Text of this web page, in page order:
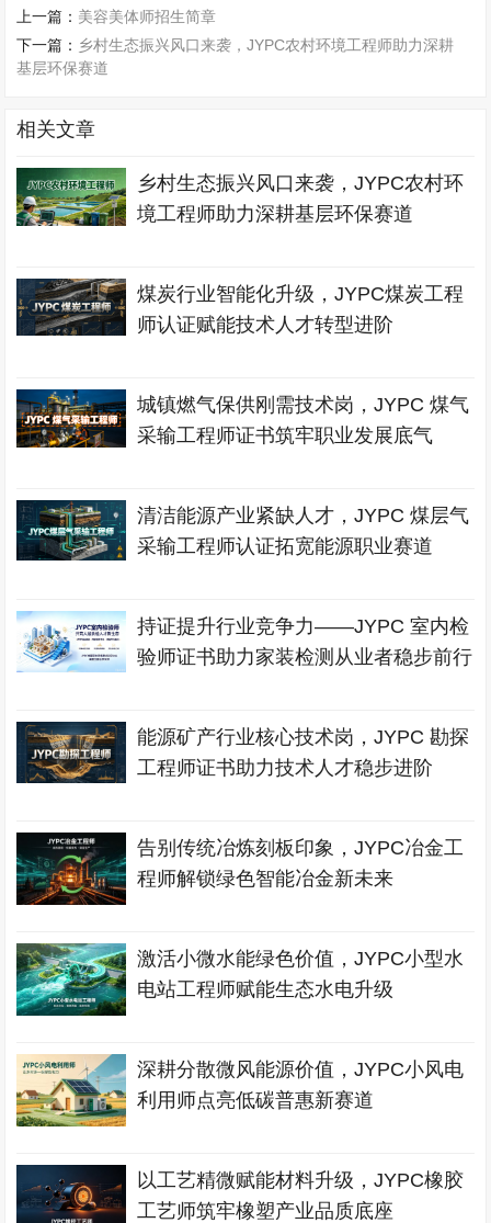
上一篇： 美容美体师招生简章
下一篇： 乡村生态振兴风口来袭，JYPC农村环境工程师助力深耕
基层环保赛道
相关文章
乡村生态振兴风口来袭，JYPC农村环
境工程师助力深耕基层环保赛道
煤炭行业智能化升级，JYPC煤炭工程
师认证赋能技术人才转型进阶
城镇燃气保供刚需技术岗，JYPC 煤气
采输工程师证书筑牢职业发展底气
清洁能源产业紧缺人才，JYPC 煤层气
采输工程师认证拓宽能源职业赛道
持证提升行业竞争力——JYPC 室内检
验师证书助力家装检测从业者稳步前行
能源矿产行业核心技术岗，JYPC 勘探
工程师证书助力技术人才稳步进阶
告别传统冶炼刻板印象，JYPC冶金工
程师解锁绿色智能冶金新未来
激活小微水能绿色价值，JYPC小型水
电站工程师赋能生态水电升级
深耕分散微风能源价值，JYPC小风电
利用师点亮低碳普惠新赛道
以工艺精微赋能材料升级，JYPC橡胶
工艺师筑牢橡塑产业品质底座